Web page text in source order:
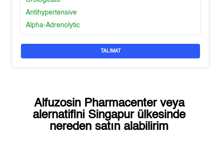
Antihypertensive
Alpha-Adrenolytic
TALIMAT
Alfuzosin Pharmacenterveya
alernatifini Singapurülkesinde
nereden satın alabilirim